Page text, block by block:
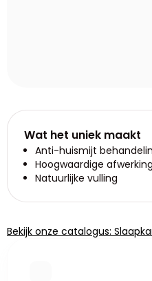
Wat het uniek maakt
Anti-huismijt
Hoogwaardige afwerking
Natuurlijke vulling
Bekijk onze catalogus: